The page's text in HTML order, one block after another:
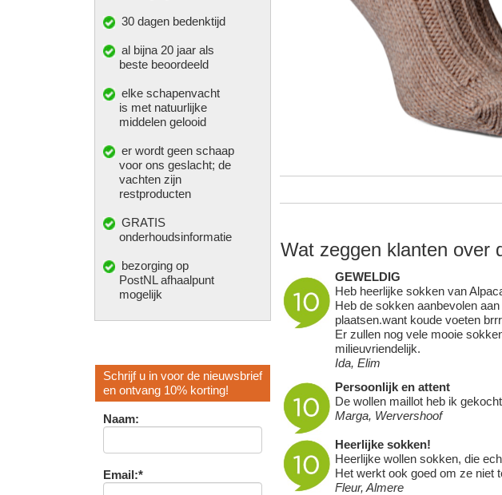
30 dagen bedenktijd
al bijna 20 jaar als
beste beoordeeld
elke schapenvacht
is met natuurlijke
middelen gelooid
er wordt geen schaap
voor ons geslacht; de
vachten zijn
restproducten
GRATIS
onderhoudsinformatie
bezorging op
PostNL afhaalpunt
mogelijk
Schrijf u in voor de nieuwsbrief
en ontvang 10% korting!
Naam:
Email:*
Wat zeggen klanten over
GEWELDIG
Heb heerlijke sokken van
Heb de sokken aanbevolen
plaatsen.want koude voeten
Er zullen nog vele mooie
milieuvriendelijk.
Ida, Elim
Persoonlijk en attent
De wollen maillot heb ik
Marga, Wervershoof
Heerlijke sokken!
Heerlijke wollen sokken, die
Het werkt ook goed om ze niet
Fleur, Almere